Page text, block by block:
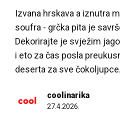
Izvana hrskava a iznutra
soufra - grčka pita je
Dekorirajte je svježim
i eto za čas posla
deserta za sve čokoljupce.
coolinarika
27.4.2026.